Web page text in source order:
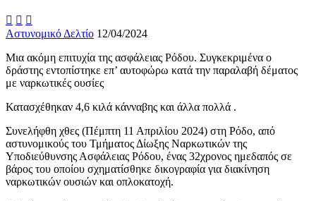
  
Αστυνομικό Δελτίο 12/04/2024
Μια ακόμη επιτυχία της ασφάλειας Ρόδου. Συγκεκριμένα ο
δράστης εντοπίστηκε επ’ αυτοφώρω κατά την παραλαβή δέματος
με ναρκωτικές ουσίες
Κατασχέθηκαν 4,6 κιλά κάνναβης και άλλα πολλά .
Συνελήφθη χθες (Πέμπτη 11 Απριλίου 2024) στη Ρόδο, από
αστυνομικούς του Τμήματος Δίωξης Ναρκωτικών της
Υποδιεύθυνσης Ασφάλειας Ρόδου, ένας 32χρονος ημεδαπός σε
βάρος του οποίου σχηματίσθηκε δικογραφία για διακίνηση
ναρκωτικών ουσιών και οπλοκατοχή.